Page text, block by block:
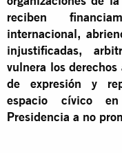
reciben
internacional,
injustificadas,
vulnera los
de expresión y
espacio cívico
Presidencia a no